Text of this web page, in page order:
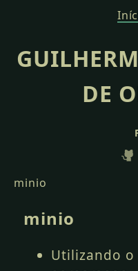
DE
minio
minio
Utilizando o